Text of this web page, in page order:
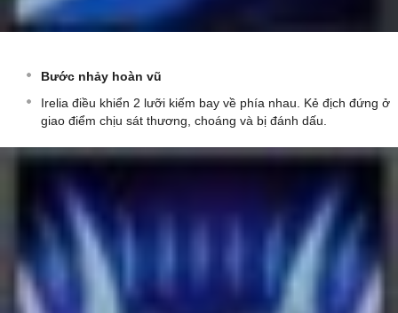
Bước nhảy hoàn vũ
Irelia điều khiển 2 lưỡi kiếm bay về phía nhau. Kẻ địch đứng ở
giao điểm chịu sát thương, choáng và bị đánh dấu.